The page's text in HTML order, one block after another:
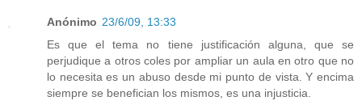
Anónimo 23/6/09, 13:33
Es que el tema no tiene justificación alguna, que se
perjudique a otros coles por ampliar un aula en otro que no
lo necesita es un abuso desde mi punto de vista. Y encima
siempre se benefician los mismos, es una injusticia.